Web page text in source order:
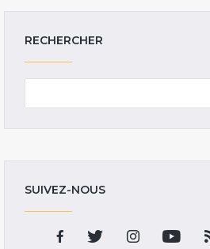
RECHERCHER
SUIVEZ-NOUS